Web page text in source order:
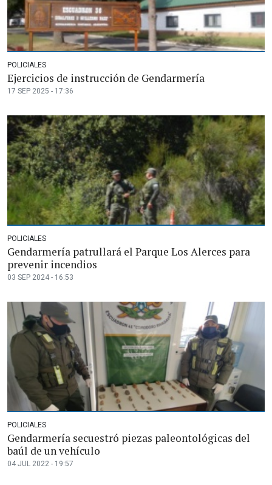
POLICIALES
Ejercicios de instrucción de Gendarmería
17 SEP 2025 - 17:36
POLICIALES
Gendarmería patrullará el Parque Los Alerces para
prevenir incendios
03 SEP 2024 - 16:53
POLICIALES
Gendarmería secuestró piezas paleontológicas del
baúl de un vehículo
04 JUL 2022 - 19:57